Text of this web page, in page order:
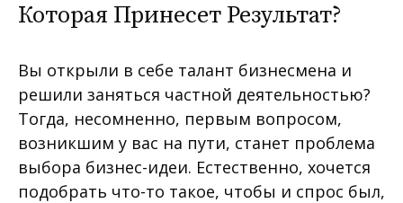
Которая Принесет Результат?
Вы открыли в себе талант бизнесмена и
решили заняться частной деятельностью?
Тогда, несомненно, первым вопросом,
возникшим у вас на пути, станет проблема
выбора бизнес-идеи. Естественно, хочется
подобрать что-то такое, чтобы и спрос был,